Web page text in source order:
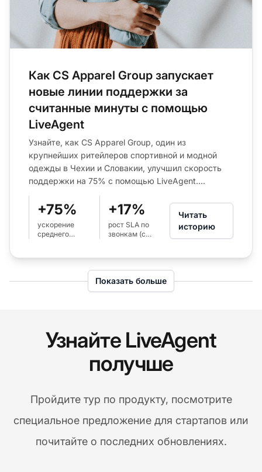
Как CS Apparel Group запускает
новые линии поддержки за
считанные минуты с помощью
LiveAgent
Узнайте, как CS Apparel Group, один из
крупнейших ритейлеров спортивной и модной
одежды в Чехии и Словакии, улучшил скорость
поддержки на 75% с помощью LiveAgent....
+75%
ускорение
среднего
+17%
рост SLA по
звонкам (с
Читать
историю
Показать больше
Узнайте LiveAgent
получше
Пройдите тур по продукту, посмотрите
специальное предложение для стартапов или
почитайте о последних обновлениях.